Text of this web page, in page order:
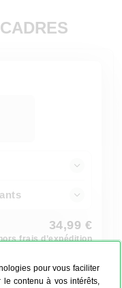
pour vous faciliter
contenu à vos intérêts,
34,99 €
frais d’expédition